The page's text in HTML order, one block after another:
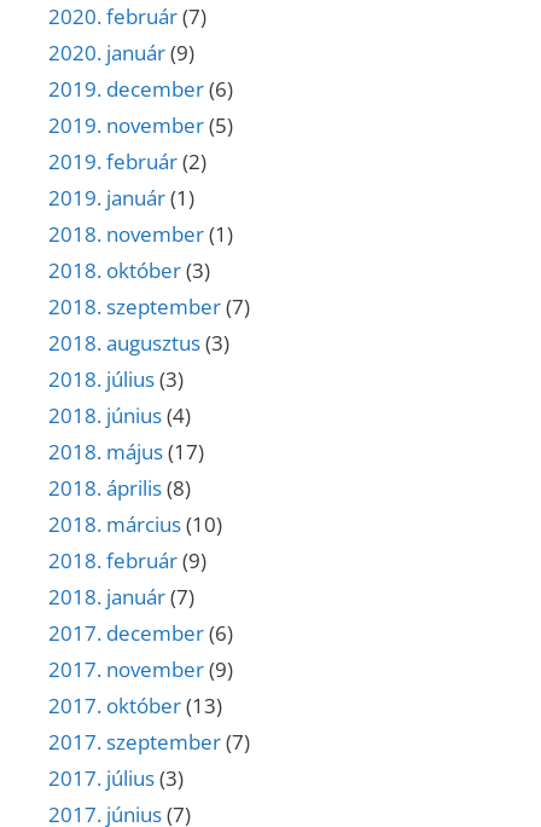
2020. február(7)
2020. január(9)
2019. december(6)
2019. november(5)
2019. február(2)
2019. január(1)
2018. november(1)
2018. október(3)
2018. szeptember(7)
2018. augusztus(3)
2018. július(3)
2018. június(4)
2018. május(17)
2018. április(8)
2018. március(10)
2018. február(9)
2018. január(7)
2017. december(6)
2017. november(9)
2017. október(13)
2017. szeptember(7)
2017. július(3)
2017. június(7)